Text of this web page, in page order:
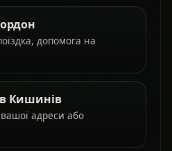
допомога на
Кишинів
адреси або